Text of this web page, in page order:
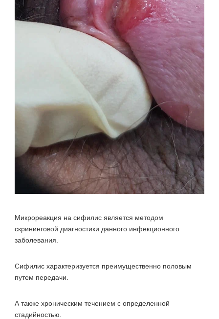
Микрореакция на сифилис является методом
скрининговой диагностики данного инфекционного
заболевания.
Сифилис характеризуется преимущественно половым
путем передачи.
А также хроническим течением с определенной
стадийностью.